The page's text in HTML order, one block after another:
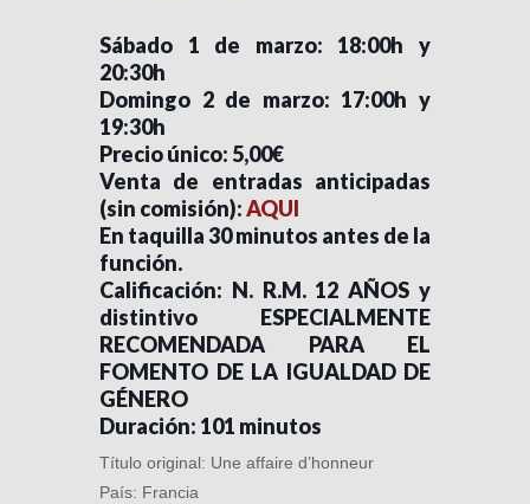
Sábado 1 de marzo: 18:00h y
20:30h
Domingo 2 de marzo: 17:00h y
19:30h
Precio único: 5,00€
Venta de entradas anticipadas
(sin comisión):AQUI
En taquilla 30 minutos antes de la
función.
Calificación: N. R.M. 12 AÑOS y
distintivo ESPECIALMENTE
RECOMENDADA PARA EL
FOMENTO DE LA IGUALDAD DE
GÉNERO
Duración: 101 minutos
Título original: Une affaire d’honneur
País: Francia